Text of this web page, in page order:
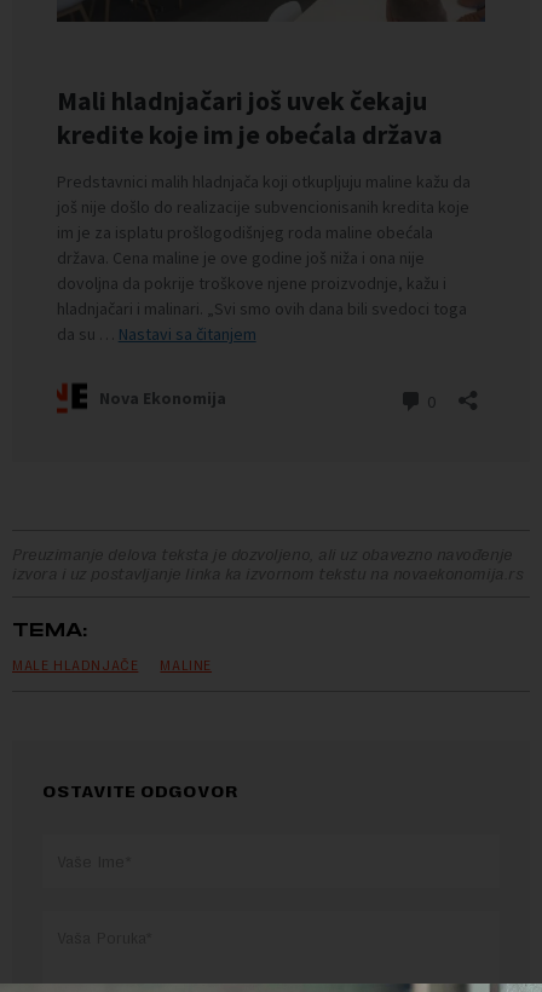
Preuzimanje delova teksta je dozvoljeno, ali uz obavezno navođenje
izvora i uz postavljanje linka ka izvornom tekstu na novaekonomija.rs
TEMA:
MALE HLADNJAČE MALINE
OSTAVITE ODGOVOR